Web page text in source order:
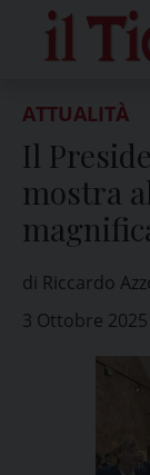
content
ATTUALITÀ
Il
mostra
di Riccardo
3 Ottobre 2025